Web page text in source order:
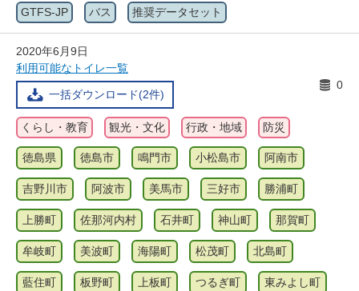
GTFS-JP バス 推奨データセット
2020年6月9日
利用可能なトイレ一覧
一括ダウンロード(2件)
0
くらし・教育 観光・文化 行政・地域 防災
徳島県 徳島市 鳴門市 小松島市 阿南市
吉野川市 阿波市 美馬市 三好市 勝浦町
上勝町 佐那河内村 石井町 神山町 那賀町
牟岐町 美波町 海陽町 松茂町 北島町
藍住町 板野町 上板町 つるぎ町 東みよし町